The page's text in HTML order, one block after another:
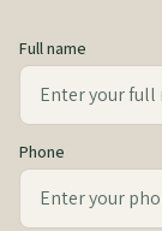
Full name
Phone